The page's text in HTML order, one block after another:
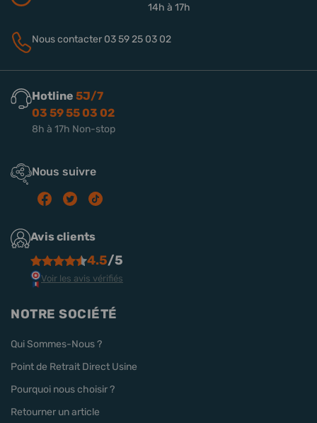
14h à 17h
Nous contacter 03 59 25 03 02
Hotline 5J/7
03 59 55 03 02
8h à 17h Non-stop
Nous suivre
Avis clients
4.5/5
Voir les avis vérifiés
NOTRE SOCIÉTÉ
Qui Sommes-Nous ?
Point de Retrait Direct Usine
Pourquoi nous choisir ?
Retourner un article